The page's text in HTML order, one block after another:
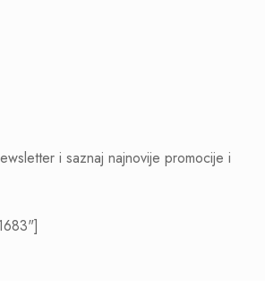
i saznaj najnovije promocije i